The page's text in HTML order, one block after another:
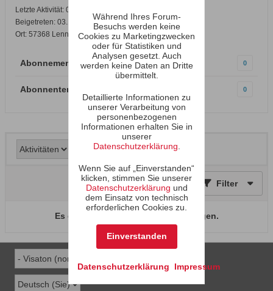
Letzte Aktivität: 07.08.2026, 12:17
Beigetreten: 03.12.2007
Ort: 57368 Lennestadt
Abonnements 0
Abonnenten 0
Filter
Es gibt keine Aktivitäten zum Anzeigen.
Während Ihres Forum-
Besuchs werden keine
Cookies zu Marketingzwecken
oder für Statistiken und
Analysen gesetzt. Auch
werden keine Daten an Dritte
übermittelt.
Detaillierte Informationen zu
unserer Verarbeitung von
personenbezogenen
Informationen erhalten Sie in
unserer
Datenschutzerklärung
Wenn Sie auf „Einverstanden“
klicken, stimmen Sie unserer
Datenschutzerklärung und
dem Einsatz von technisch
erforderlichen Cookies zu.
Datenschutzerklärung Impressum
Einverstanden